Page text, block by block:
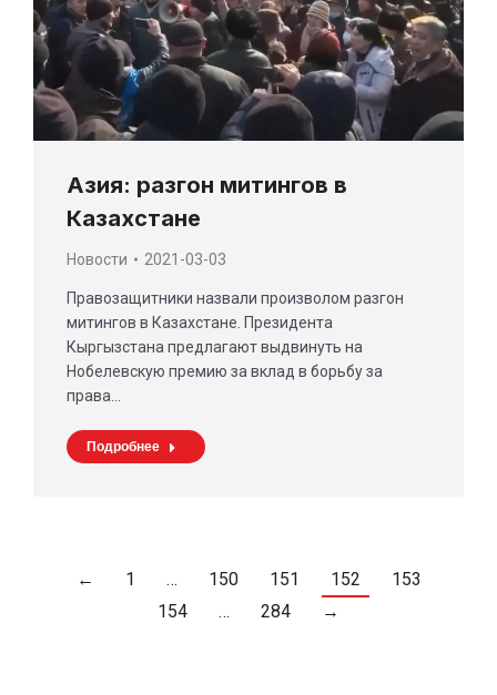
Азия: разгон митингов в
Казахстане
Новости 2021-03-03
Правозащитники назвали произволом разгон
митингов в Казахстане. Президента
Кыргызстана предлагают выдвинуть на
Нобелевскую премию за вклад в борьбу за
права…
Подробнее
← 1 … 150 151 152
153
154
… 284 →